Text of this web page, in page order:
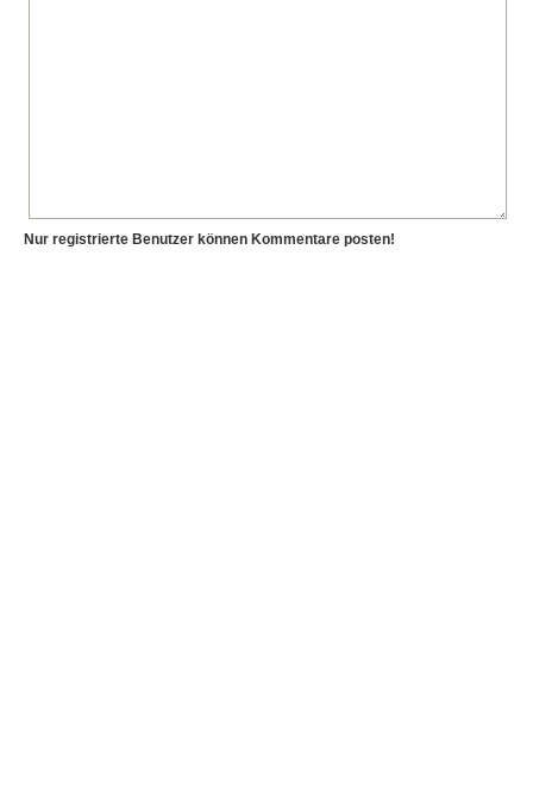
Nur registrierte Benutzer können Kommentare posten!